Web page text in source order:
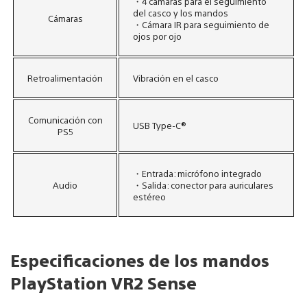
Cámaras​
del casco y los mandos​
・Cámara IR para seguimiento de
ojos por ojo
Retroalimentación​ Vibración en el casco
Comunicación​ con
PS5
USB Type-C®
Audio​
・Entrada: micrófono integrado​
・Salida: conector para auriculares
estéreo
Especificaciones de los mandos
PlayStation VR2 Sense